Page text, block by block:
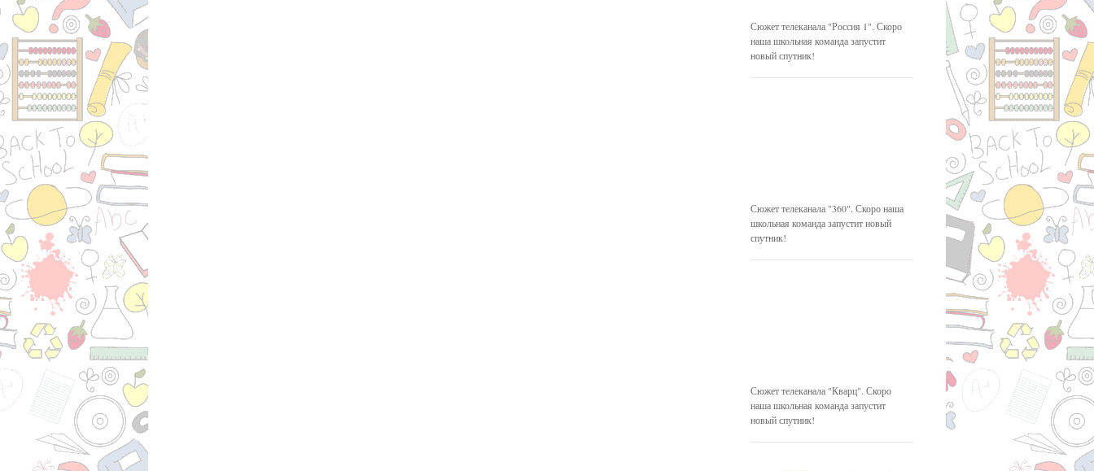
Сюжет телеканала "Россия 1". Скоро
наша школьная команда запустит
новый спутник!
Сюжет телеканала "360". Скоро наша
школьная команда запустит новый
спутник!
Сюжет телеканала "Кварц". Скоро
наша школьная команда запустит
новый спутник!